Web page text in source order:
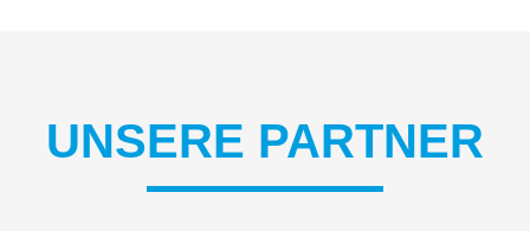
UNSERE PARTNER